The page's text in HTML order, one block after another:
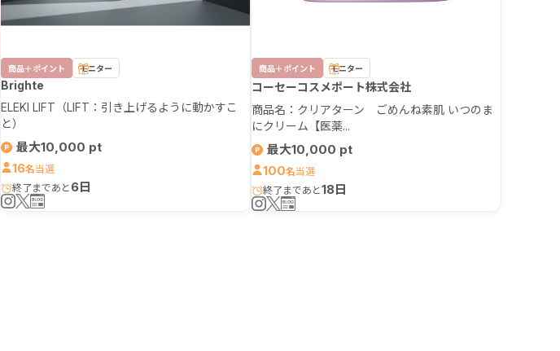
商品＋ポイント モニター
Brighte
ELEKI LIFT（LIFT：引き上げるように動かすこ
と）
最大10,000
16名
6日
商品＋ポイント モニター
コーセーコスメポート株式会社
商品名：クリアターン ごめんね素肌 いつのま
にクリーム【医薬...
最大10,000
100名
18日